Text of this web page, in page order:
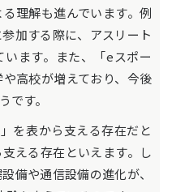
理解も進んでいます。例
加する際に、アスリート
ます。また、「eスポー
高校が増えており、今後
です。
を表から支える存在だと
える存在といえます。し
備や通信設備の進化が、